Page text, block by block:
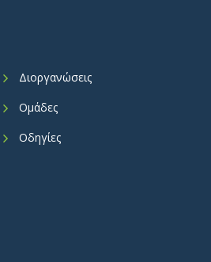
Διοργανώσεις
Ομάδες
Οδηγίες